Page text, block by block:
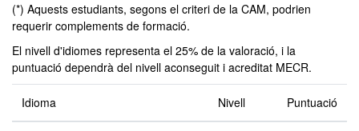
(*) Aquests estudiants, segons el criteri de la CAM, podrien
requerir complements de formació.
El nivell d'idiomes representa el 25% de la valoració, i la
puntuació dependrà del nivell aconseguit i acreditat MECR.
Idioma Nivell Puntuació